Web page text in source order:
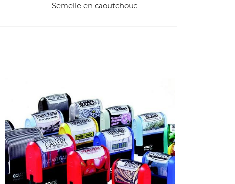
Semelle en caoutchouc